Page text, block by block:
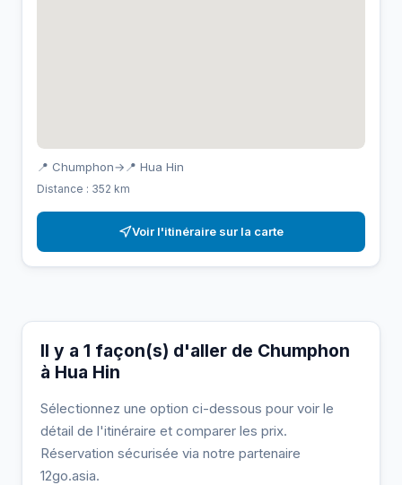
📍 Chumphon→ 📍 Hua Hin
Distance : 352 km
Voir l'itinéraire sur la carte
Il y a 1 façon(s) d'aller de Chumphon
à Hua Hin
Sélectionnez une option ci-dessous pour voir le
détail de l'itinéraire et comparer les prix.
Réservation sécurisée via notre partenaire
12go.asia.